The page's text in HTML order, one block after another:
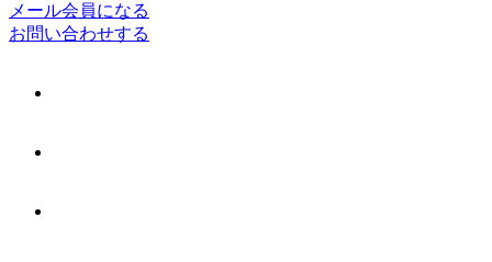
メール会員になる
お問い合わせする